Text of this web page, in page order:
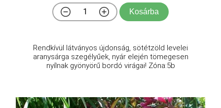
Kosárba
Rendkívül látványos újdonság, sötétzöld levelei
aranysárga szegélyűek, nyár elején tömegesen
nyílnak gyönyörű bordó virágai! Zóna:5b